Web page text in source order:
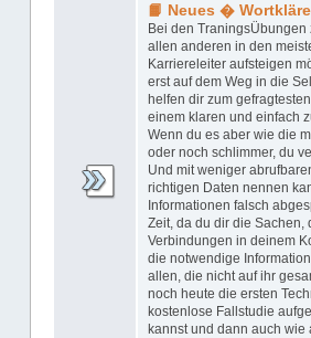
📙 Neues �
Bei den
allen anderen in den
Karriereleiter aufsteigen
erst auf dem Weg in die
helfen dir zum
einem klaren und einfach
Wenn du es aber wie die
oder noch schlimmer, du
Und mit weniger
richtigen Daten nennen
Informationen falsch
Zeit, da du dir die Sachen,
Verbindungen in deinem
die notwendige
allen, die nicht auf ihr
noch heute die ersten
kostenlose Fallstudie
kannst und dann auch wie